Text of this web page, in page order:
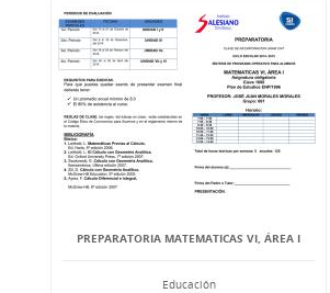
PREPARATORIA MATEMATICAS VI, ÁREA I
Educación